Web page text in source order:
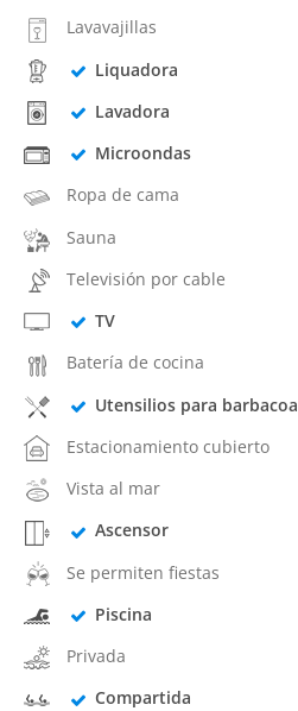
Lavavajillas
Liquadora
Lavadora
Microondas
Ropa de cama
Sauna
Televisión por cable
TV
Batería de cocina
Utensilios para barbacoa
Estacionamiento cubierto
Vista al mar
Ascensor
Se permiten fiestas
Piscina
Privada
Compartida